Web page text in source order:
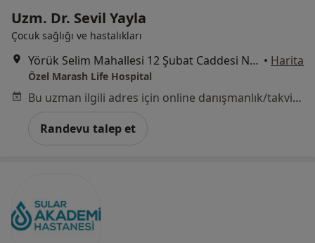
Uzm. Dr. Sevil Yayla
Çocuk sağlığı ve hastalıkları
Yörük Selim Mahallesi 12 Şubat Caddesi No: 11, Kahramanmaraş • Harita
Özel Marash Life Hospital
Bu uzman ilgili adres için online danışmanlık/takvim sunmuyor.
Randevu talep et